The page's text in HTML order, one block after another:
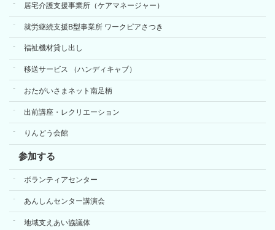
居宅介護支援事業所（ケアマネージャー）
就労継続支援B型事業所 ワークピアさつき
福祉機材貸し出し
移送サービス （ハンディキャブ）
おたがいさまネット南足柄
出前講座・レクリエーション
りんどう会館
参加する
ボランティアセンター
あんしんセンター講演会
地域支えあい協議体